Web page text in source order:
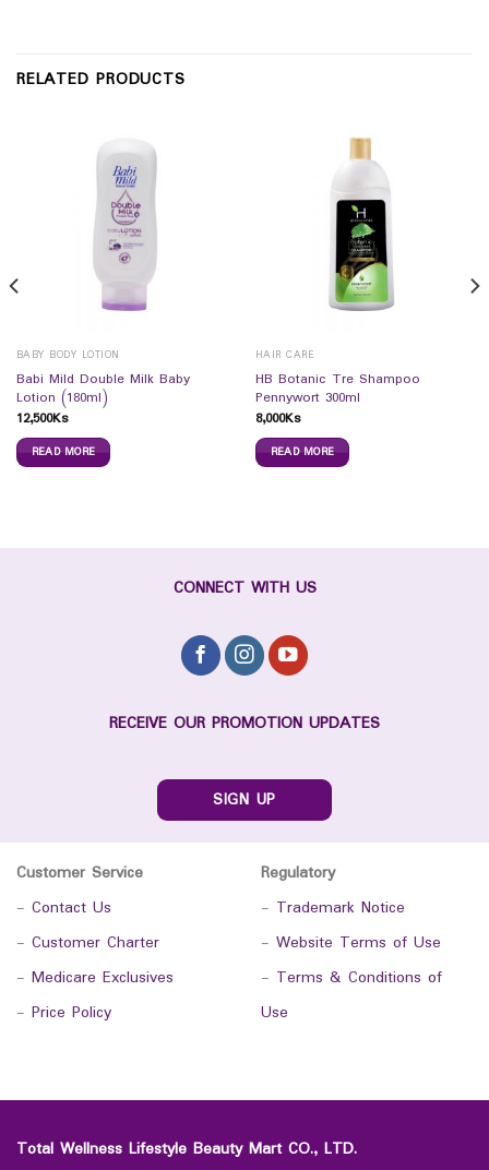
RELATED PRODUCTS
BABY BODY LOTION
Babi Mild Double Milk Baby
Lotion (180ml)
12,500Ks
READ MORE
HAIR CARE
HB Botanic Tre Shampoo
Pennywort 300ml
8,000Ks
READ MORE
CONNECT WITH US
RECEIVE OUR PROMOTION UPDATES
SIGN UP
Customer Service
- Contact Us
- Customer Charter
- Medicare Exclusives
- Price Policy
Regulatory
- Trademark Notice
- Website Terms of Use
- Terms & Conditions of
Use
Total Wellness Lifestyle Beauty Mart CO., LTD.